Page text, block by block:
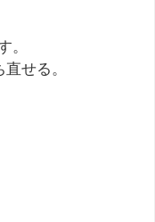
。
せる。